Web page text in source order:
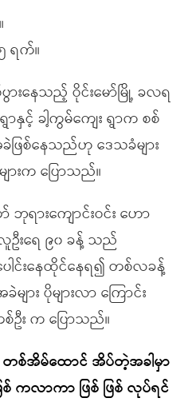
ရက်။
ားနေသည့် ဝိုင်းမော်မြို့ ခလရ
နှင့် ခါ့ကွမ်ကျေး ရွာက စစ်
ြစ်နေသည်ဟု ဒေသခံများ
းက ပြောသည်။
ဘုရားကျောင်းဝင်း ဟော
းရေ ၉၀ ခန့် သည်
ေါင်းနေထိုင်နေရ၍ တစ်လခန့်
ား ပိုများလာ ကြောင်း
း က ပြောသည်။
တစ်အိမ်ထောင် အိပ်တဲ့အခါမှာ
စ် ကလာကာ ဖြစ် ဖြစ် လုပ်ရင်